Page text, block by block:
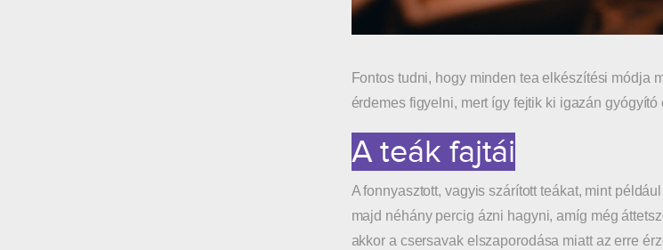
Fontos tudni, hogy minden tea elkészítési módja
érdemes figyelni, mert így fejtik ki igazán
A teák fajtái
A fonnyasztott, vagyis szárított teákat, mint
majd néhány percig ázni hagyni, amíg még
akkor a csersavak elszaporodása miatt az erre